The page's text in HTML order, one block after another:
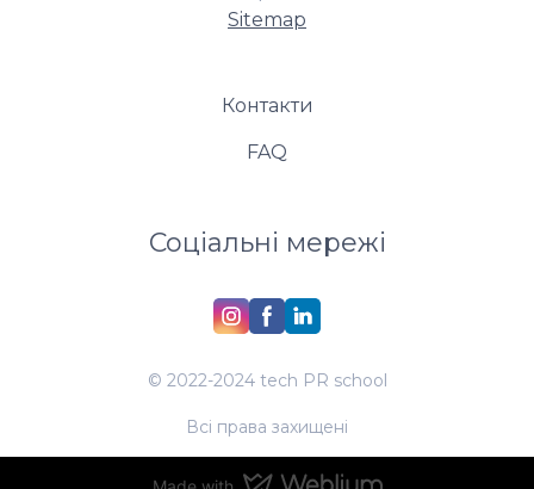
Sitemap
Контакти
FAQ
Соціальні мережі
© 2022-2024 tech PR school
Всі права захищені